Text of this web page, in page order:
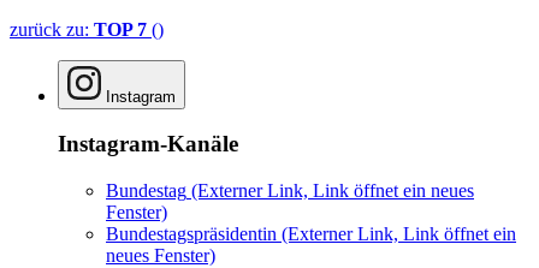
zurück zu: TOP 7 ()
Instagram
Instagram-Kanäle
Bundestag (Externer Link, Link öffnet ein neues
Fenster)
Bundestagspräsidentin (Externer Link, Link öffnet ein
neues Fenster)